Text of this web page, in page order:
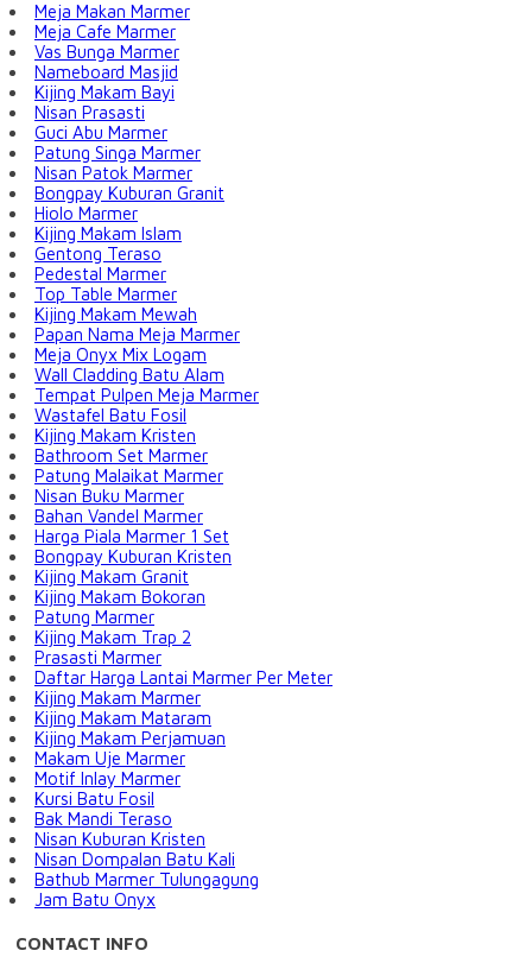
Meja Makan Marmer
Meja Cafe Marmer
Vas Bunga Marmer
Nameboard Masjid
Kijing Makam Bayi
Nisan Prasasti
Guci Abu Marmer
Patung Singa Marmer
Nisan Patok Marmer
Bongpay Kuburan Granit
Hiolo Marmer
Kijing Makam Islam
Gentong Teraso
Pedestal Marmer
Top Table Marmer
Kijing Makam Mewah
Papan Nama Meja Marmer
Meja Onyx Mix Logam
Wall Cladding Batu Alam
Tempat Pulpen Meja Marmer
Wastafel Batu Fosil
Kijing Makam Kristen
Bathroom Set Marmer
Patung Malaikat Marmer
Nisan Buku Marmer
Bahan Vandel Marmer
Harga Piala Marmer 1 Set
Bongpay Kuburan Kristen
Kijing Makam Granit
Kijing Makam Bokoran
Patung Marmer
Kijing Makam Trap 2
Prasasti Marmer
Daftar Harga Lantai Marmer Per Meter
Kijing Makam Marmer
Kijing Makam Mataram
Kijing Makam Perjamuan
Makam Uje Marmer
Motif Inlay Marmer
Kursi Batu Fosil
Bak Mandi Teraso
Nisan Kuburan Kristen
Nisan Dompalan Batu Kali
Bathub Marmer Tulungagung
Jam Batu Onyx
CONTACT INFO